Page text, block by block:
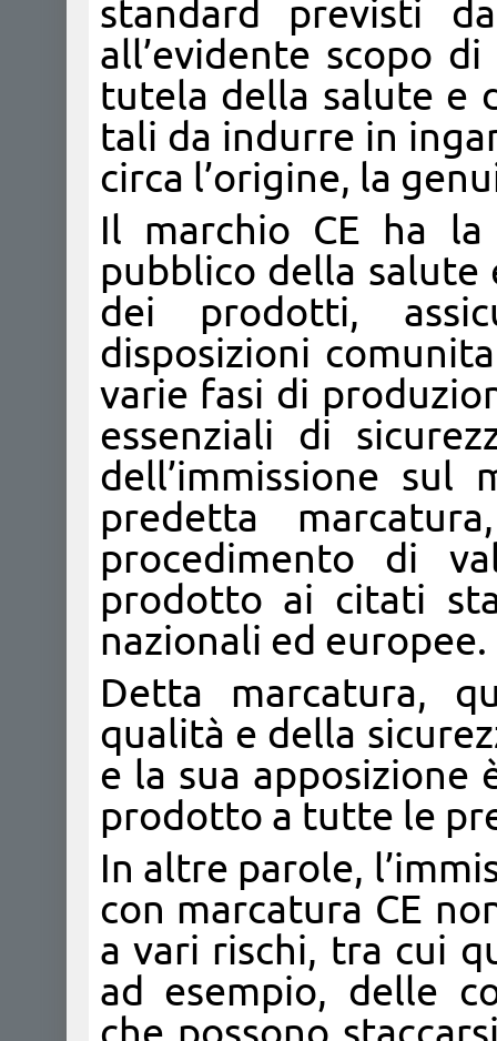
standard previsti
all’evidente scopo
tutela della salute e
tali da indurre in
circa l’origine, la
Il marchio CE ha
pubblico della salute
dei prodotti,
disposizioni
varie fasi di
essenziali di
dell’immissione sul
predetta
procedimento di
prodotto ai citati
nazionali ed europee.
Detta marcatura,
qualità e della
e la sua apposizione
prodotto a tutte le
In altre parole,
con marcatura CE
a vari rischi, tra cui
ad esempio, delle
che possono